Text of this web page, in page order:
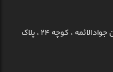
استان قم ، شهر قم ، خیابان جوادالائمه ، کوچه ۲۴ ، پلاک